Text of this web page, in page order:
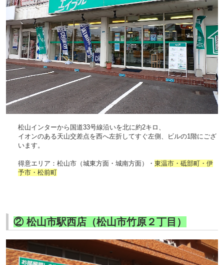
松山インターから国道33号線沿いを北に約2キロ、
イオンのある天山交差点を西へ左折してすぐ左側、ビルの1階にござ
います。
得意エリア：松山市（城東方面・城南方面）・ 東温市・砥部町・伊
予市・松前町
② 松山市駅西店（松山市竹原２丁目）